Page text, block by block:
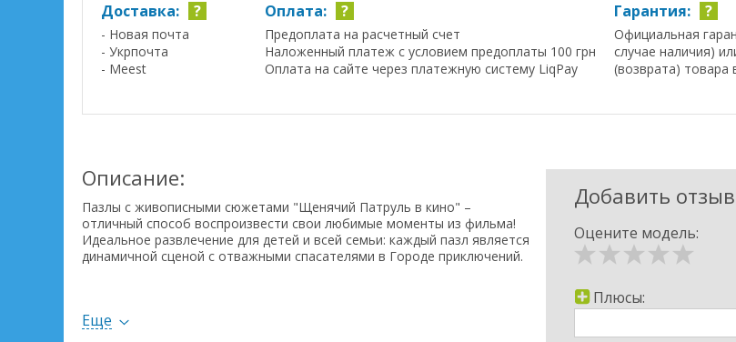
Доставка: ?
- Новая почта
- Укрпочта
- Meest
Оплата: ?
Предоплата на расчетный счет
Наложенный платеж с условием предоплаты 100 грн
Оплата на сайте через платежную систему LiqPay
Гарантия: ?
Официальная
случае наличия)
(возврата) товара
Описание:
Пазлы с живописными сюжетами "Щенячий Патруль в кино" –
отличный способ воспроизвести свои любимые моменты из фильма!
Идеальное развлечение для детей и всей семьи: каждый пазл является
динамичной сценой с отважными спасателями в Городе приключений.
Еще
Добавить отзыв
Оцените модель:
Плюсы: